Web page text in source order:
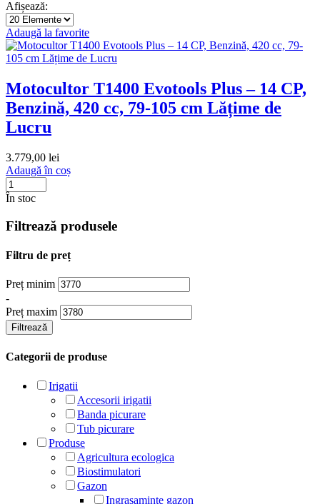
Afișează:
Adaugă la favorite
Motocultor T1400 Evotools Plus – 14 CP,
Benzină, 420 cc, 79-105 cm Lățime de
Lucru
3.779,00 lei
Adaugă în coș
În stoc
Filtrează produsele
Filtru de preț
Preț minim
-
Preț maxim
Filtrează
Categorii de produse
Irigatii
Accesorii irigatii
Banda picurare
Tub picurare
Produse
Agricultura ecologica
Biostimulatori
Gazon
Ingrasaminte gazon